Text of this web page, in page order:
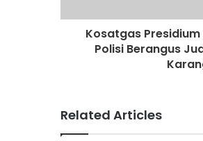
Kosatgas Presidium
Polisi Berangus
Related Articles